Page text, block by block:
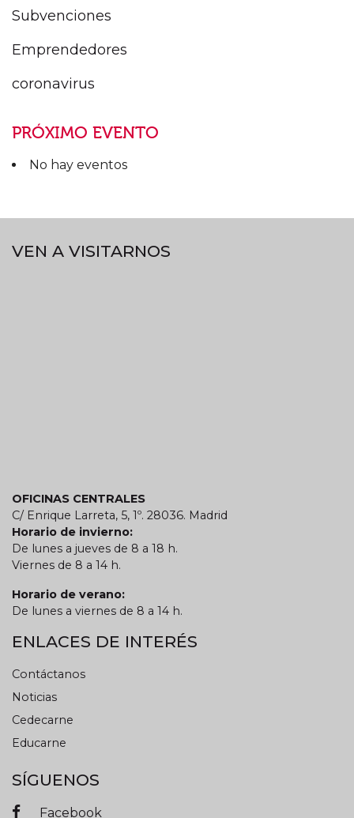
Subvenciones
Emprendedores
coronavirus
PRÓXIMO EVENTO
No hay eventos
VEN A VISITARNOS
OFICINAS CENTRALES
C/ Enrique Larreta, 5, 1º. 28036. Madrid
Horario de invierno:
De lunes a jueves de 8 a 18 h.
Viernes de 8 a 14 h.
Horario de verano:
De lunes a viernes de 8 a 14 h.
ENLACES DE INTERÉS
Contáctanos
Noticias
Cedecarne
Educarne
SÍGUENOS
Facebook